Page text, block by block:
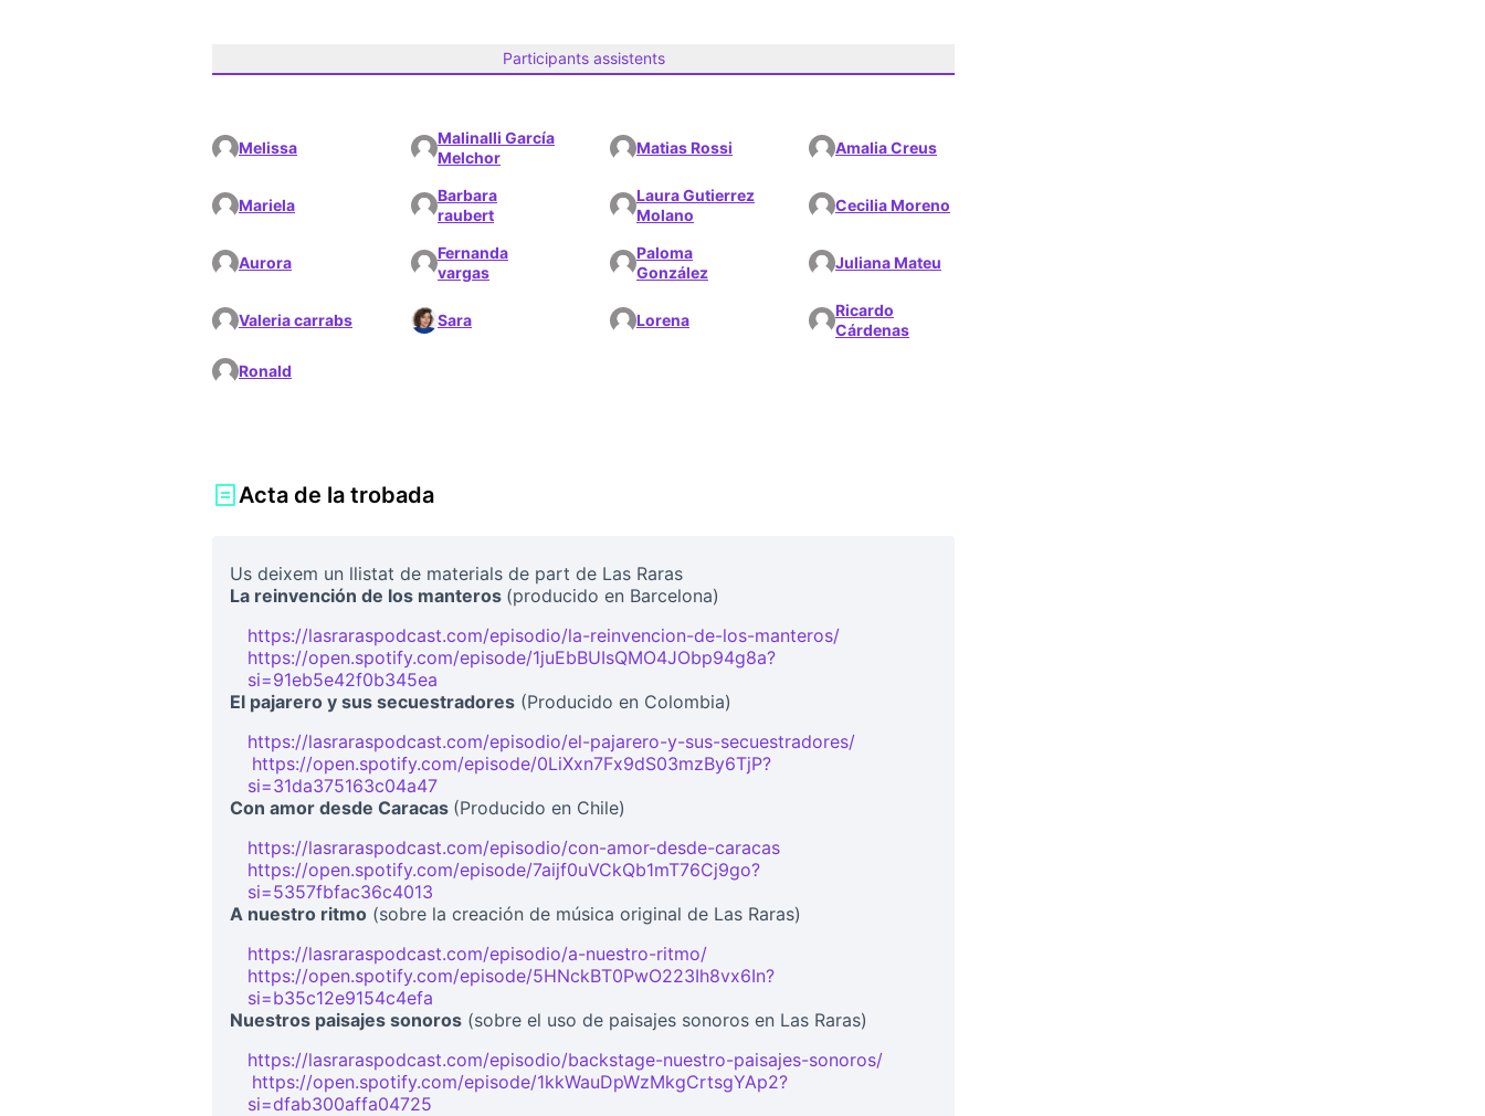
Participants assistents
Melissa
Malinalli García
Melchor
Matias Rossi Amalia Creus
Mariela
Barbara
raubert
Laura Gutierrez
Molano
Cecilia Moreno
Aurora
Fernanda
vargas
Paloma
González
Juliana Mateu
Valeria carrabs Sara Lorena
Ricardo
Cárdenas
Ronald
Acta de la trobada
Us deixem un llistat de materials de part de Las Raras
La reinvención de los manteros (producido en Barcelona)
https://lasraraspodcast.com/episodio/la-reinvencion-de-los-manteros/
https://open.spotify.com/episode/1juEbBUIsQMO4JObp94g8a?
si=91eb5e42f0b345ea
(Link externo)
El pajarero y sus secuestradores (Producido en Colombia)
https://lasraraspodcast.com/episodio/el-pajarero-y-sus-secuestradores/
(Link externo)
https://open.spotify.com/episode/0LiXxn7Fx9dS03mzBy6TjP?
si=31da375163c04a47
(Link externo)
Con amor desde Caracas (Producido en Chile)
https://lasraraspodcast.com/episodio/con-amor-desde-caracas
https://open.spotify.com/episode/7aijf0uVCkQb1mT76Cj9go?
si=5357fbfac36c4013
(Link externo)
A nuestro ritmo (sobre la creación de música original de Las Raras)
https://lasraraspodcast.com/episodio/a-nuestro-ritmo/
(Link externo)
https://open.spotify.com/episode/5HNckBT0PwO223Ih8vx6In?
si=b35c12e9154c4efa
(Link externo)
Nuestros paisajes sonoros (sobre el uso de paisajes sonoros en Las Raras)
https://lasraraspodcast.com/episodio/backstage-nuestro-paisajes-sonoros/
(Link externo)
https://open.spotify.com/episode/1kkWauDpWzMkgCrtsgYAp2?
si=dfab300affa04725